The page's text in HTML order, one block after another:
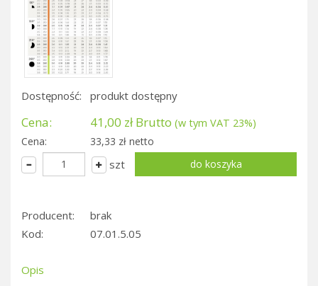
Dostępność: produkt dostępny
Cena: 41,00 zł Brutto (w tym VAT 23%)
Cena:
33,33 zł netto
szt
Producent:
brak
Kod:
07.01.5.05
Opis